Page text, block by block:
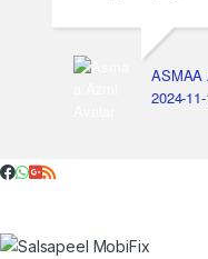
ASMAA
2024-